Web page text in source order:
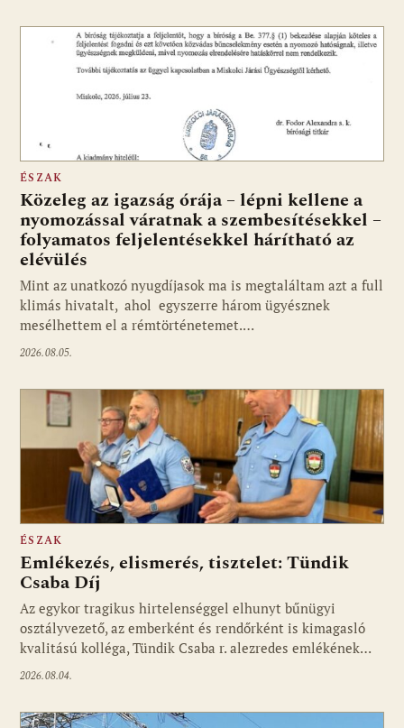
ÉSZAK
Közeleg az igazság órája – lépni kellene a
nyomozással váratnak a szembesítésekkel –
folyamatos feljelentésekkel hárítható az
elévülés
Mint az unatkozó nyugdíjasok ma is megtaláltam azt a full
klimás hivatalt, ahol egyszerre három ügyésznek
mesélhettem el a rémtörténetemet.…
2026.08.05.
ÉSZAK
Emlékezés, elismerés, tisztelet: Tündik
Csaba Díj
Az egykor tragikus hirtelenséggel elhunyt bűnügyi
osztályvezető, az emberként és rendőrként is kimagasló
kvalitású kolléga, Tündik Csaba r. alezredes emlékének…
2026.08.04.